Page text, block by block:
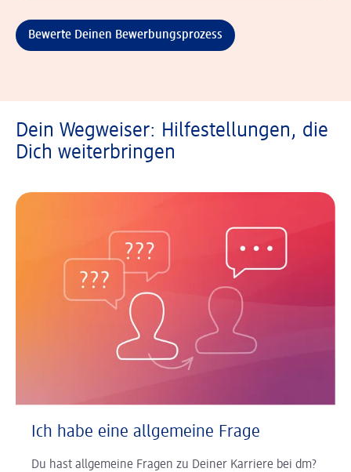
Bewerte Deinen Bewerbungsprozess
Dein Wegweiser: Hilfestellungen, die
Dich weiterbringen
Ich habe eine allgemeine Frage
Du hast allgemeine Fragen zu Deiner Karriere bei dm?